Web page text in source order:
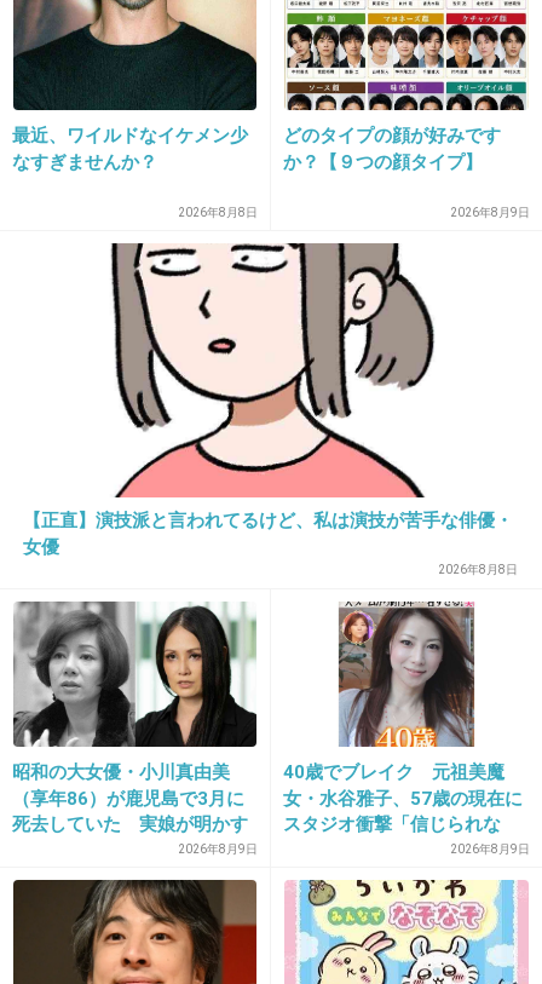
>>13
クレーマーもなにも事実なんだよ
字が読めないガキは黙ってろw
+28
2026/06/03(水) 09:32:38
セブンより日本容器包装リサイクル協会の方が
気になる。
そのお金は何に使ってるの？
セブンの容器なんて全部ゴミ箱行きだよね。
22. 匿名2026/06/03(水) 09:32:48
>>12
ローソンにかなり差つけられたもんね。
私はローソン派だけどね。
1件の返信
-6
2026/06/03(水) 09:32:50
は？→様々な意見
最近、ワイルドなイケメン少
なすぎませんか？
2026年8月8日
どのタイプの顔が好みです
か？【９つの顔タイプ】
2026年8月9日
【正直】演技派と言われてるけど、私は演技が苦手な俳優・
女優
2026年8月8日
昭和の大女優・小川真由美
（享年86）が鹿児島で3月に
死去していた 実娘が明かす
「毒母」の素顔と空白の晩年
2026年8月9日
40歳でブレイク 元祖美魔
女・水谷雅子、57歳の現在に
スタジオ衝撃「信じられな
い」「やっぱすごいね」2026年8月9日